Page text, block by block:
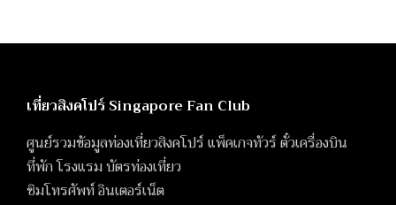
เที่ยวสิงคโปร์ Singapore Fan Club
ศูนย์รวมข้อมูลท่องเที่ยวสิงคโปร์ แพ็คเกจทัวร์ ตั๋วเครื่องบิน
ที่พัก โรงแรม บัตรท่องเที่ยว
ซิมโทรศัพท์ อินเตอร์เน็ต